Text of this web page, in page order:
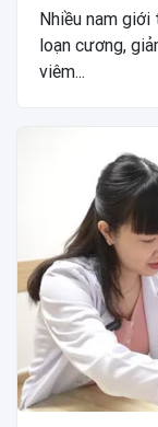
Nhiều nam
loạn cương,
viêm...